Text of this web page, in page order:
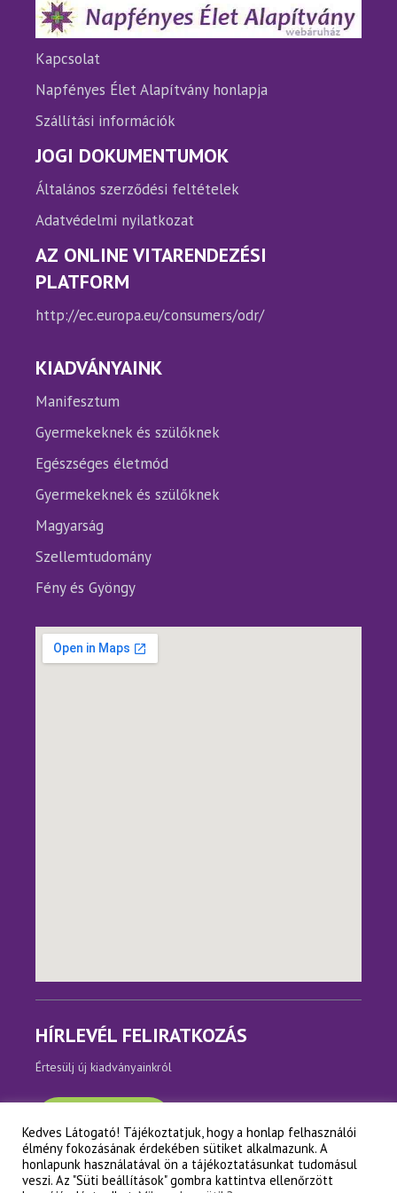
választhatók
ki
Kapcsolat
Napfényes Élet Alapítvány honlapja
Szállítási információk
JOGI DOKUMENTUMOK
Általános szerződési feltételek
Adatvédelmi nyilatkozat
AZ ONLINE VITARENDEZÉSI
PLATFORM
http://ec.europa.eu/consumers/odr/
KIADVÁNYAINK
Manifesztum
Gyermekeknek és szülőknek
Egészséges életmód
Gyermekeknek és szülőknek
Magyarság
Szellemtudomány
Fény és Gyöngy
HÍRLEVÉL FELIRATKOZÁS
Értesülj új kiadványainkról
Kedves Látogató! Tájékoztatjuk, hogy a honlap felhasználói
élmény fokozásának érdekében sütiket alkalmazunk. A
honlapunk használatával ön a tájékoztatásunkat tudomásul
veszi. Az "Süti beállítások" gombra kattintva ellenőrzött